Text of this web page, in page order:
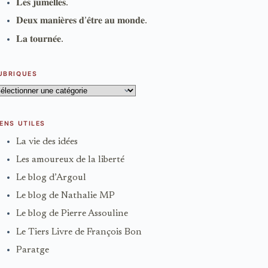
𝐋𝐞𝐬 𝐣𝐮𝐦𝐞𝐥𝐥𝐞𝐬.
𝐃𝐞𝐮𝐱 𝐦𝐚𝐧𝐢𝐞̀𝐫𝐞𝐬 𝐝’𝐞̂𝐭𝐫𝐞 𝐚𝐮 𝐦𝐨𝐧𝐝𝐞.
𝐋𝐚 𝐭𝐨𝐮𝐫𝐧𝐞́𝐞.
UTILES
La vie des idées
Les amoureux de la liberté
Le blog d’Argoul
Le blog de Nathalie MP
Le blog de Pierre Assouline
Le Tiers Livre de François Bon
Paratge